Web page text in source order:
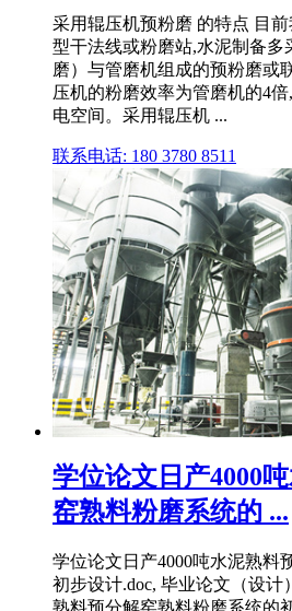
采用辊压机预粉磨 的特点 目
型干法线或粉磨站,水泥制备多
磨）与管磨机组成的预粉磨或
压机的粉磨效率为管磨机的4
电空间。采用辊压机 ...
联系电话: 180 3780 8511
学位论文日产4000
窑熟料粉磨系统的 ...
学位论文日产4000吨水泥熟料
初步设计.doc, 毕业论文（设计